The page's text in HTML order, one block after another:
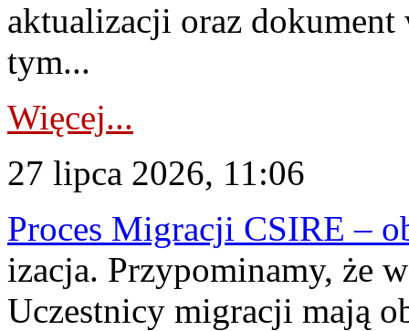
aktualizacji oraz
tym...
Więcej...
27 lipca 2026, 11:06
Proces Migracji CSIRE –
izacja. Przypominamy, że
Uczestnicy migracji mają